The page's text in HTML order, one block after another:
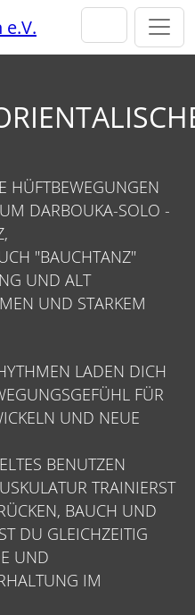
HÜFTBEWEGUNGEN
DARBOUKA-SOLO -
"BAUCHTANZ"
UND ALT
UND STARKEM
LADEN DICH E
FÜR D
UND NEUE S
BENUTZEN B
TRAINIERST D
BAUCH UND BE
GLEICHZEITIG ET
SE
IM AL